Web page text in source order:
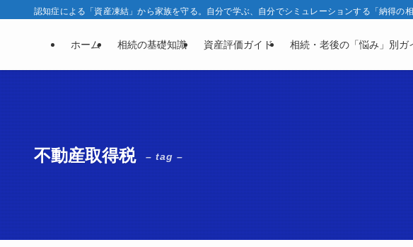
認知症による「資産凍結」から家族を守る。自分で学ぶ、自分でシミュレーションする「納得の
ホーム 相続の基礎知識 資産評価ガイド 相続・老後の「悩み」別ガ
不動産取得税 – tag –